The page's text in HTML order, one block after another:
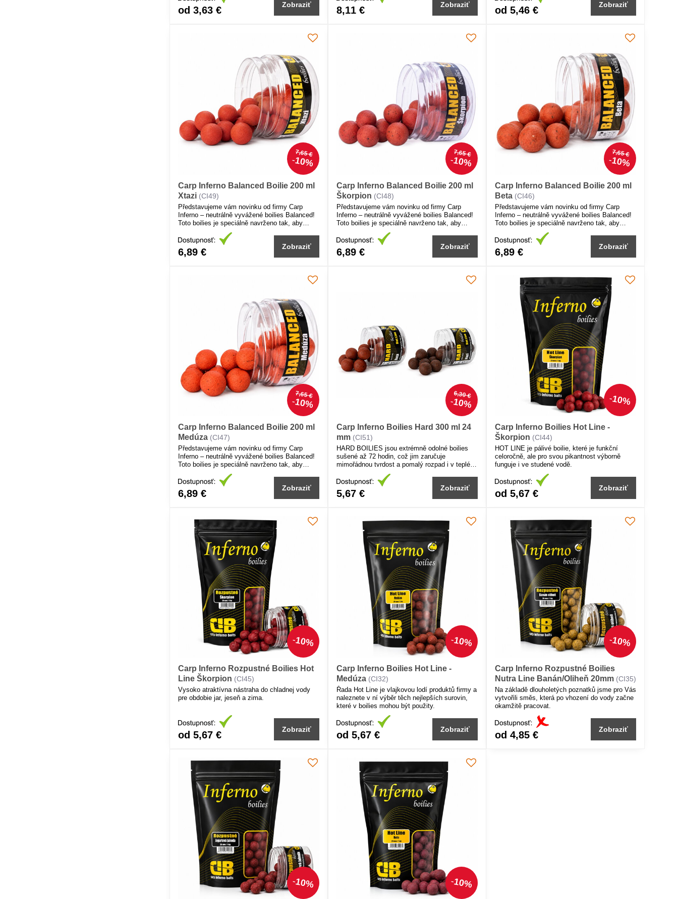
od 3,63 € Zobraziť 8,11 € Zobraziť od 5,46 € Zobraziť
7,65 €
10%
Carp Inferno Balanced Boilie 200 ml
Xtazi (CI49)
Představujeme vám novinku od firmy Carp
Inferno – neutrálně vyvážené boilies Balanced!
Toto boilies je speciálně navrženo tak, aby
kombinovalo přirozenou prezentaci s maximální
atraktivitou pro ryby. Jeho unikátní složení
zajišťuje dokonalou rovnováhu mezi vztlakem a
váhou, díky čemuž se boilies jemně vznášejí
6,89 € Zobraziť
7,65 €
10%
Carp Inferno Balanced Boilie 200 ml
Škorpion (CI48)
Představujeme vám novinku od firmy Carp
Inferno – neutrálně vyvážené boilies Balanced!
Toto boilies je speciálně navrženo tak, aby
kombinovalo přirozenou prezentaci s maximální
atraktivitou pro ryby. Jehoch unikátní složení
zajišťuje dokonalou rovnováhu mezi vztlakem a
váhou, díky čemuž se boilies jemně vznášejí
6,89 € Zobraziť
7,65 €
10%
Carp Inferno Balanced Boilie 200 ml
Beta (CI46)
Představujeme vám novinku od firmy Carp
Inferno – neutrálně vyvážené boilies Balanced!
Toto boilies je speciálně navrženo tak, aby
kombinovalo přirozenou prezentaci s maximální
atraktivitou pro ryby. Jehoch unikátní složení
zajišťuje dokonalou rovnováhu mezi vztlakem a
váhou, díky čemuž se boilies jemně vznášejí
6,89 € Zobraziť
7,65 €
10%
Carp Inferno Balanced Boilie 200 ml
Medúza (CI47)
Představujeme vám novinku od firmy Carp
Inferno – neutrálně vyvážené boilies Balanced!
Toto boilies je speciálně navrženo tak, aby
kombinovalo přirozenou prezentaci s maximální
atraktivitou pro ryby. Jehoch unikátní složení
zajišťuje dokonalou rovnováhu mezi vztlakem a
váhou, díky čemuž se boilies jemně vznášejí
6,89 € Zobraziť
6,30 €
10%
Carp Inferno Boilies Hard 300 ml 24
mm (CI51)
HARD BOILIES jsou extrémně odolné boilies
sušené až 72 hodin, což jim zaručuje
mimořádnou tvrdost a pomalý rozpad i v teplé
vodě. Díky své pevnosti efektivně selektují
menší ryby a jsou ideální volbou pro cílený lov
velkých kaprů.
5,67 € Zobraziť
10%
Carp Inferno Boilies Hot Line -
Škorpion (CI44)
HOT LINE je pálivé boilie, které je funkční
celoročně, ale pro svou pikantnost výborně
funguje i ve studené vodě.
od 5,67 € Zobraziť
10%
Carp Inferno Rozpustné Boilies Hot
Line Škorpion (CI45)
Vysoko atraktívna nástraha do chladnej vody
pre obdobie jar, jeseň a zima.
od 5,67 € Zobraziť
10%
Carp Inferno Boilies Hot Line -
Medúza (CI32)
Řada Hot Line je vlajkovou lodí produktů firmy a
naleznete v ní výběr těch nejlepších surovin,
které v boilies mohou být použity.
od 5,67 € Zobraziť
10%
Carp Inferno Rozpustné Boilies
Nutra Line Banán/Oliheň 20mm (CI35)
Na základě dlouholetých poznatků jsme pro Vás
vytvořili směs, která po vhození do vody začne
okamžitě pracovat.
od 4,85 € Zobraziť
10% 10%